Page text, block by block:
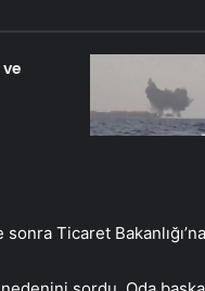
Ticaret Bakanlığı’na